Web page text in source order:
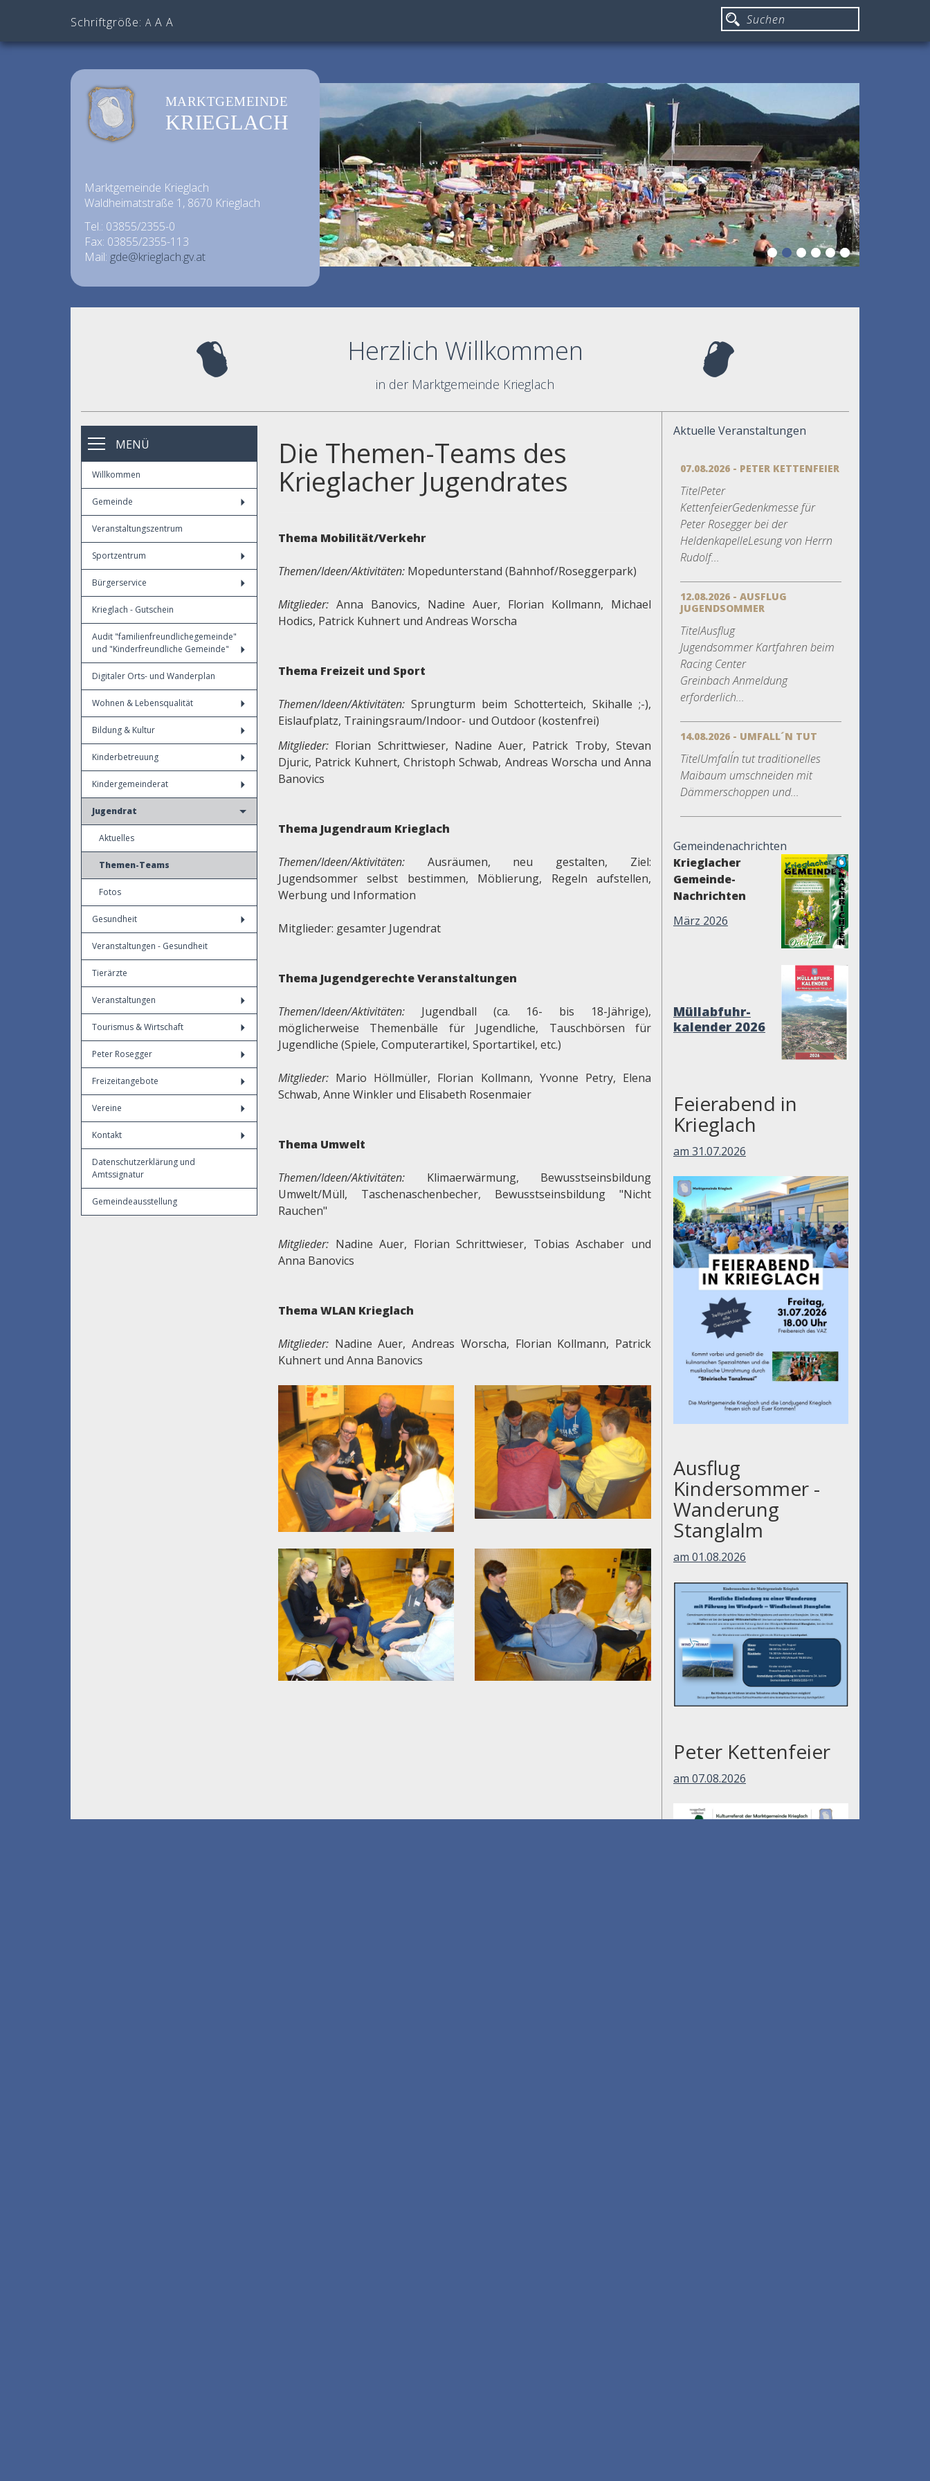
Schriftgröße: A A A
MARKTGEMEINDE
KRIEGLACH
Marktgemeinde Krieglach
Waldheimatstraße 1, 8670 Krieglach
Tel.: 03855/2355-0
Fax: 03855/2355-113
Mail: gde@krieglach.gv.at
Herzlich Willkommen
in der Marktgemeinde Krieglach
MENÜ
Willkommen
Gemeinde
Veranstaltungszentrum
Sportzentrum
Bürgerservice
Krieglach - Gutschein
Audit "familienfreundlichegemeinde"
und "Kinderfreundliche Gemeinde"
Digitaler Orts- und Wanderplan
Wohnen & Lebensqualität
Bildung & Kultur
Kinderbetreuung
Kindergemeinderat
Jugendrat
Aktuelles
Themen-Teams
Fotos
Gesundheit
Veranstaltungen - Gesundheit
Tierärzte
Veranstaltungen
Tourismus & Wirtschaft
Peter Rosegger
Freizeitangebote
Vereine
Kontakt
Datenschutzerklärung und
Amtssignatur
Gemeindeausstellung
Die Themen-Teams des
Krieglacher Jugendrates
Thema Mobilität/Verkehr
Themen/Ideen/Aktivitäten: Mopedunterstand (Bahnhof/Roseggerpark)
Mitglieder: Anna Banovics, Nadine Auer, Florian Kollmann, Michael
Hodics, Patrick Kuhnert und Andreas Worscha
Thema Freizeit und Sport
Themen/Ideen/Aktivitäten: Sprungturm beim Schotterteich, Skihalle ;-),
Eislaufplatz, Trainingsraum/Indoor- und Outdoor (kostenfrei)
Mitglieder: Florian Schrittwieser, Nadine Auer, Patrick Troby, Stevan
Djuric, Patrick Kuhnert, Christoph Schwab, Andreas Worscha und Anna
Banovics
Thema Jugendraum Krieglach
Themen/Ideen/Aktivitäten: Ausräumen, neu gestalten, Ziel:
Jugendsommer selbst bestimmen, Möblierung, Regeln aufstellen,
Werbung und Information
Mitglieder: gesamter Jugendrat
Thema Jugendgerechte Veranstaltungen
Themen/Ideen/Aktivitäten: Jugendball (ca. 16- bis 18-Jährige),
möglicherweise Themenbälle für Jugendliche, Tauschbörsen für
Jugendliche (Spiele, Computerartikel, Sportartikel, etc.)
Mitglieder: Mario Höllmüller, Florian Kollmann, Yvonne Petry, Elena
Schwab, Anne Winkler und Elisabeth Rosenmaier
Thema Umwelt
Themen/Ideen/Aktivitäten: Klimaerwärmung, Bewusstseinsbildung
Umwelt/Müll, Taschenaschenbecher, Bewusstseinsbildung "Nicht
Rauchen"
Mitglieder: Nadine Auer, Florian Schrittwieser, Tobias Aschaber und
Anna Banovics
Thema WLAN Krieglach
Mitglieder: Nadine Auer, Andreas Worscha, Florian Kollmann, Patrick
Kuhnert und Anna Banovics
Aktuelle Veranstaltungen
07.08.2026 - PETER KETTENFEIER
TitelPeter
KettenfeierGedenkmesse für
Peter Rosegger bei der
HeldenkapelleLesung von Herrn
Rudolf...
12.08.2026 - AUSFLUG
JUGENDSOMMER
TitelAusflug
Jugendsommer Kartfahren beim
Racing Center
Greinbach Anmeldung
erforderlich...
14.08.2026 - UMFALL´N TUT
TitelUmfall´n tut traditionelles
Maibaum umschneiden mit
Dämmerschoppen und...
Gemeindenachrichten
Krieglacher
Gemeinde-
Nachrichten
März 2026
Müllabfuhr-
kalender 2026
Feierabend in
Krieglach
am 31.07.2026
Ausflug
Kindersommer -
Wanderung
Stanglalm
am 01.08.2026
Peter Kettenfeier
am 07.08.2026